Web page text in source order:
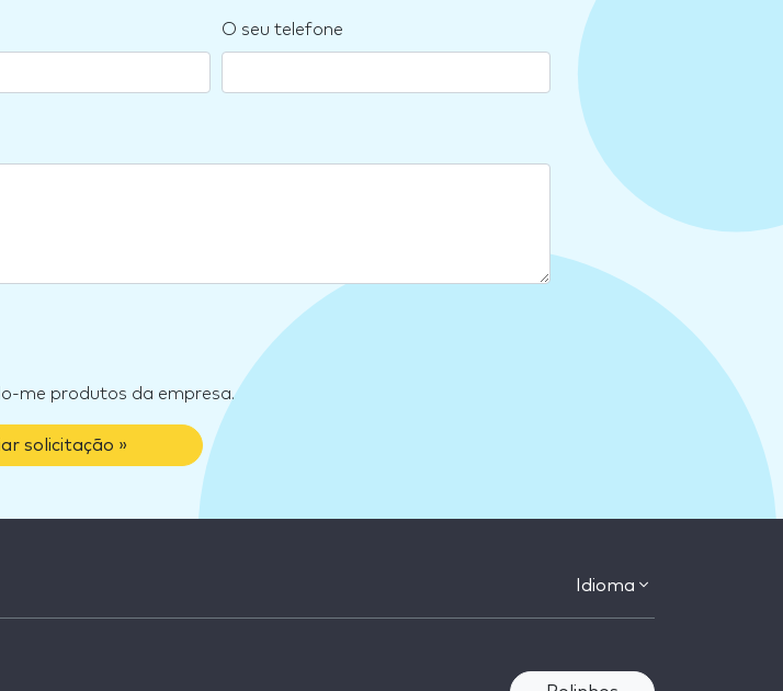
O seu telefone
me produtos da empresa.
solicitação »
Idioma